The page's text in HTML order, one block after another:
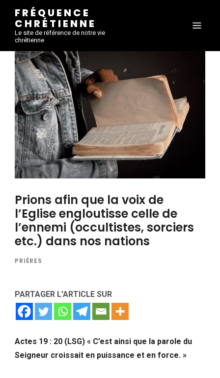
FRÉQUENCE
CHRÉTIENNE
Le site de référence de notre vie
chrétienne
Prions afin que la voix de
l’Eglise engloutisse celle de
l’ennemi (occultistes, sorciers
etc.) dans nos nations
PRIÈRES
PARTAGER L'ARTICLE SUR
Actes 19 : 20 (LSG) ‬ « C’est ainsi que la parole du
Seigneur croissait en puissance et en force. »